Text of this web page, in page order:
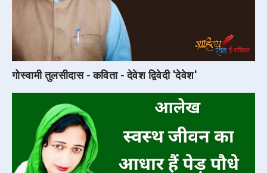
गोस्वामी तुलसीदास - कविता - देवेश द्विवेदी 'देवेश'